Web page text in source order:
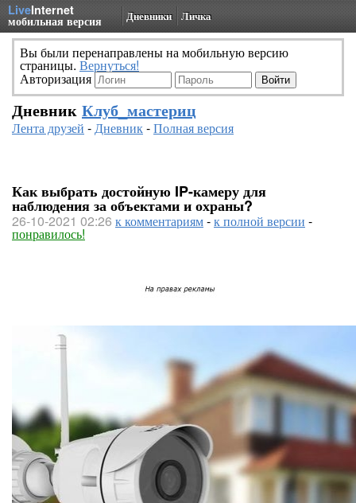
LiveInternet
мобильная версия Дневники Личка
Вы были перенаправлены на мобильную версию
страницы. Вернуться!
Авторизация
Дневник Клуб_мастериц
Лента друзей -Дневник-Полная версия
Как выбрать достойную IP-камеру для
наблюдения за объектами и охраны?
26-10-2021 02:26 к комментариям-к полной версии -
понравилось!